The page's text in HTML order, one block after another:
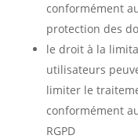
conformément
protection des
le droit à la
utilisateurs
limiter le
conformément
RGPD